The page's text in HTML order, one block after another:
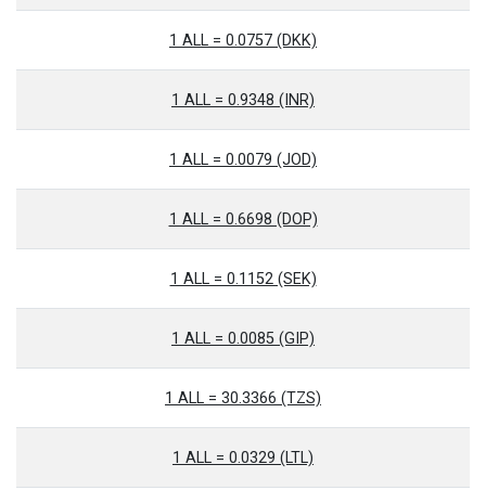
1 ALL = 0.0757 (DKK)
1 ALL = 0.9348 (INR)
1 ALL = 0.0079 (JOD)
1 ALL = 0.6698 (DOP)
1 ALL = 0.1152 (SEK)
1 ALL = 0.0085 (GIP)
1 ALL = 30.3366 (TZS)
1 ALL = 0.0329 (LTL)